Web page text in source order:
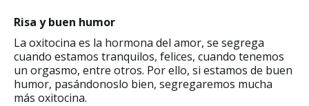
Risa y buen humor
La oxitocina es la hormona del amor, se segrega
cuando estamos tranquilos, felices, cuando tenemos
un orgasmo, entre otros. Por ello, si estamos de buen
humor, pasándonoslo bien, segregaremos mucha
más oxitocina.